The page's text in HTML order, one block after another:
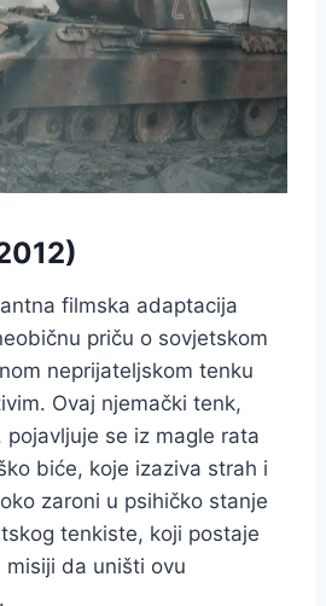
filmska adaptacija
priču o sovjetskom
neprijateljskom tenku
Ovaj njemački tenk,
pojavljuje se iz magle rata
biće, koje izaziva strah i
zaroni u psihičko stanje
tenkiste, koji postaje
misiji da uništi ovu